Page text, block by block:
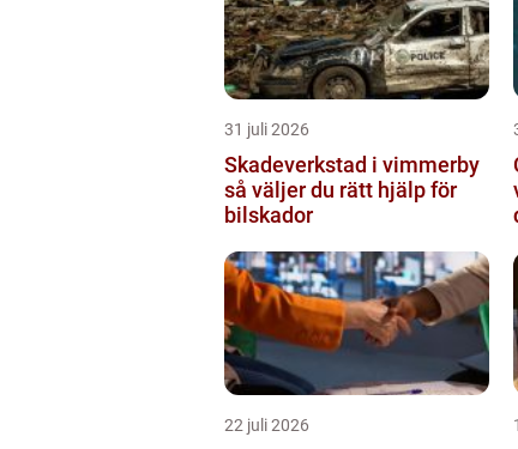
31 juli 2026
Skadeverkstad i vimmerby
så väljer du rätt hjälp för
bilskador
22 juli 2026